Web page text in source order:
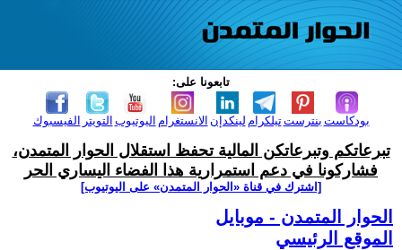
تابعونا على:
الفيسبوك التويتر اليوتيوب الانستغرام لينكدإن تيلكرامبنترست بودكاست
تبرعاتكم وتبرعاتكن المالية تحفظ استقلال الحوار المتمدن،
فشاركونا في دعم استمرارية هذا الفضاء اليساري الحر
[اشترك في قناة ‫«الحوار المتمدن» على اليوتيوب]
الحوار المتمدن - موبايل
الموقع الرئيسي